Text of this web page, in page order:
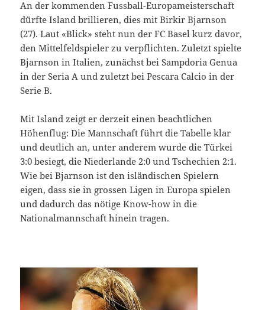
An der kommenden Fussball-Europameisterschaft
dürfte Island brillieren, dies mit Birkir Bjarnson
(27). Laut «Blick» steht nun der FC Basel kurz davor,
den Mittelfeldspieler zu verpflichten. Zuletzt spielte
Bjarnson in Italien, zunächst bei Sampdoria Genua
in der Seria A und zuletzt bei Pescara Calcio in der
Serie B.
Mit Island zeigt er derzeit einen beachtlichen
Höhenflug: Die Mannschaft führt die Tabelle klar
und deutlich an, unter anderem wurde die Türkei
3:0 besiegt, die Niederlande 2:0 und Tschechien 2:1.
Wie bei Bjarnson ist den isländischen Spielern
eigen, dass sie in grossen Ligen in Europa spielen
und dadurch das nötige Know-how in die
Nationalmannschaft hinein tragen.